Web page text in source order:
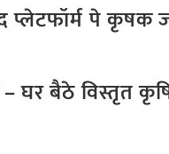
पे
घर बैठे विस्तृत